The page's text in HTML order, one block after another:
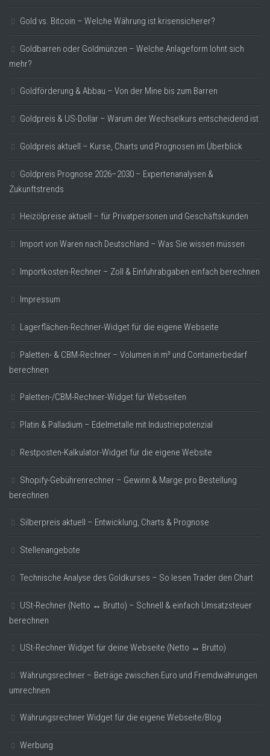
Gold vs. Bitcoin – Welche Währung ist krisensicherer?
Goldbarren oder Goldmünzen – Welche Anlageform lohnt sich
mehr?
Goldförderung & Abbau – Von der Mine bis zum Barren
Goldpreis & US-Dollar – Warum der Wechselkurs entscheidend ist
Goldpreis aktuell – Kurse, Charts und Prognosen im Überblick
Goldpreis Prognose 2026–2030 – Expertenanalysen &
Zukunftstrends
Heizölpreise aktuell – für Privatpersonen und Geschäftskunden
Import von Waren nach Deutschland – Was Sie wissen müssen
Importkosten-Rechner – Zoll & Einfuhrabgaben einfach berechnen
Impressum
Lagerflächen-Rechner-Widget für die eigene Webseite
Paletten- & CBM-Rechner – Volumen in m³ und Containerbedarf
berechnen
Paletten-/CBM-Rechner-Widget für Webseiten
Platin & Palladium – Edelmetalle mit Industriepotenzial
Restposten-Kalkulator-Widget für die eigene Website
Shopify-Gebührenrechner – Gewinn & Marge pro Bestellung
berechnen
Silberpreis aktuell – Entwicklung, Charts & Prognose
Stellenangebote
Technische Analyse des Goldkurses – So lesen Trader den Chart
USt-Rechner (Netto ↔ Brutto) – Schnell & einfach Umsatzsteuer
berechnen
USt-Rechner Widget für deine Webseite (Netto ↔ Brutto)
Währungsrechner – Beträge zwischen Euro und Fremdwährungen
umrechnen
Währungsrechner Widget für die eigene Webseite/Blog
Werbung